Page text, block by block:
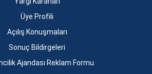
Üye Profili
Açılış Konuşmaları
Sonuç Bildirgeleri
Ajandası Reklam Formu